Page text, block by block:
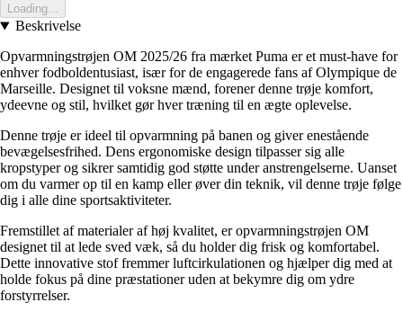
Loading...
Beskrivelse
Opvarmningstrøjen OM 2025/26 fra mærket Puma er et must-have for
enhver fodboldentusiast, især for de engagerede fans af Olympique de
Marseille. Designet til voksne mænd, forener denne trøje komfort,
ydeevne og stil, hvilket gør hver træning til en ægte oplevelse.
Denne trøje er ideel til opvarmning på banen og giver enestående
bevægelsesfrihed. Dens ergonomiske design tilpasser sig alle
kropstyper og sikrer samtidig god støtte under anstrengelserne. Uanset
om du varmer op til en kamp eller øver din teknik, vil denne trøje følge
dig i alle dine sportsaktiviteter.
Fremstillet af materialer af høj kvalitet, er opvarmningstrøjen OM
designet til at lede sved væk, så du holder dig frisk og komfortabel.
Dette innovative stof fremmer luftcirkulationen og hjælper dig med at
holde fokus på dine præstationer uden at bekymre dig om ydre
forstyrrelser.